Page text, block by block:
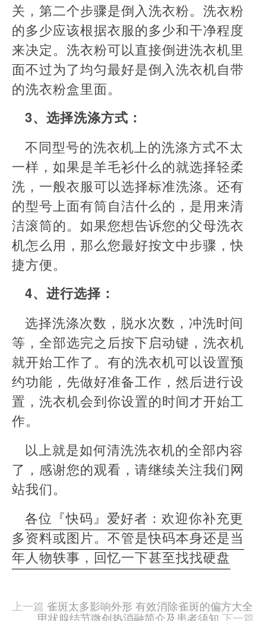
关，第二个步骤是倒入洗衣粉。洗衣粉
的多少应该根据衣服的多少和干净程度
来决定。洗衣粉可以直接倒进洗衣机里
面不过为了均匀最好是倒入洗衣机自带
的洗衣粉盒里面。
3、选择洗涤方式：
不同型号的洗衣机上的洗涤方式不太
一样，如果是羊毛衫什么的就选择轻柔
洗，一般衣服可以选择标准洗涤。还有
的型号上面有筒自洁什么的，是用来清
洁滚筒的。如果您想告诉您的父母洗衣
机怎么用，那么您最好按文中步骤，快
捷方便。
4、进行选择：
选择洗涤次数，脱水次数，冲洗时间
等，全部选完之后按下启动键，洗衣机
就开始工作了。有的洗衣机可以设置预
约功能，先做好准备工作，然后进行设
置，洗衣机会到你设置的时间才开始工
作。
以上就是如何清洗洗衣机的全部内容
了，感谢您的观看，请继续关注我们网
站我们。
各位『快码』爱好者：欢迎你补充更
多资料或图片。不管是快码本身还是当
年人物轶事，回忆一下甚至找找硬盘
由
羊
上一篇 雀斑太多影响外形 有效消除雀斑的偏方大全
甲状腺结节微创热消融简介及患者须知 下一篇